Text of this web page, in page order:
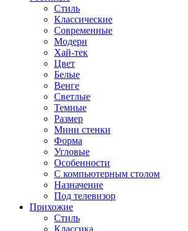
Стиль
Классические
Современные
Модерн
Хай-тек
Цвет
Белые
Венге
Светлые
Темные
Размер
Мини стенки
Форма
Угловые
Особенности
С компьютерным столом
Назначение
Под телевизор
Прихожие
Стиль
Классика